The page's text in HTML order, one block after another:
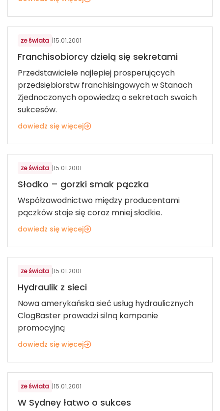
ze świata |15.01.2001
Franchisobiorcy dzielą się sekretami
Przedstawiciele najlepiej prosperujących
przedsiębiorstw franchisingowych w Stanach
Zjednoczonych opowiedzą o sekretach swoich
sukcesów.
dowiedz się więcej
ze świata |15.01.2001
Słodko – gorzki smak pączka
Współzawodnictwo między producentami
pączków staje się coraz mniej słodkie.
dowiedz się więcej
ze świata |15.01.2001
Hydraulik z sieci
Nowa amerykańska sieć usług hydraulicznych
ClogBaster prowadzi silną kampanie
promocyjną
dowiedz się więcej
ze świata |15.01.2001
W Sydney łatwo o sukces